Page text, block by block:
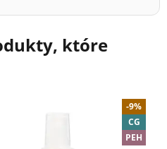
które
-9%
CG
PEH